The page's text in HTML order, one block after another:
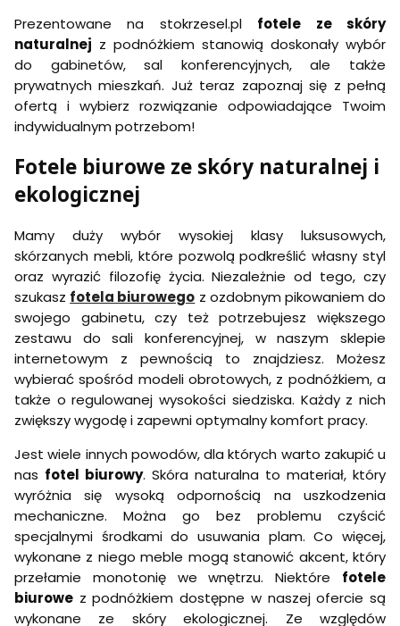
Prezentowane na stokrzesel.pl fotele ze skóry
naturalnej z podnóżkiem stanowią doskonały wybór
do gabinetów, sal konferencyjnych, ale także
prywatnych mieszkań. Już teraz zapoznaj się z pełną
ofertą i wybierz rozwiązanie odpowiadające Twoim
indywidualnym potrzebom!
Fotele biurowe ze skóry naturalnej i
ekologicznej
Mamy duży wybór wysokiej klasy luksusowych,
skórzanych mebli, które pozwolą podkreślić własny styl
oraz wyrazić filozofię życia. Niezależnie od tego, czy
szukasz fotela biurowego z ozdobnym pikowaniem do
swojego gabinetu, czy też potrzebujesz większego
zestawu do sali konferencyjnej, w naszym sklepie
internetowym z pewnością to znajdziesz. Możesz
wybierać spośród modeli obrotowych, z podnóżkiem, a
także o regulowanej wysokości siedziska. Każdy z nich
zwiększy wygodę i zapewni optymalny komfort pracy.
Jest wiele innych powodów, dla których warto zakupić u
nas fotel biurowy. Skóra naturalna to materiał, który
wyróżnia się wysoką odpornością na uszkodzenia
mechaniczne. Można go bez problemu czyścić
specjalnymi środkami do usuwania plam. Co więcej,
wykonane z niego meble mogą stanowić akcent, który
przełamie monotonię we wnętrzu. Niektóre fotele
biurowe z podnóżkiem dostępne w naszej ofercie są
wykonane ze skóry ekologicznej. Ze względów